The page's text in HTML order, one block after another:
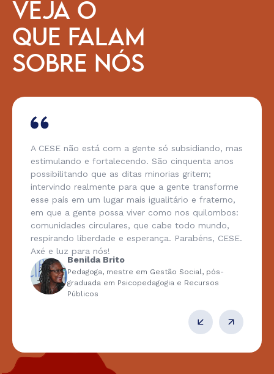
VEJA O
QUE FALAM
SOBRE NÓS
A CESE não está com a gente só subsidiando, mas
estimulando e fortalecendo. São cinquenta anos
possibilitando que as ditas minorias gritem;
intervindo realmente para que a gente transforme
esse país em um lugar mais igualitário e fraterno,
em que a gente possa viver como nos quilombos:
comunidades circulares, que cabe todo mundo,
respirando liberdade e esperança. Parabéns, CESE.
Axé e luz para nós!
Benilda Brito
Pedagoga, mestre em Gestão Social, pós-
graduada em Psicopedagogia e Recursos
Públicos